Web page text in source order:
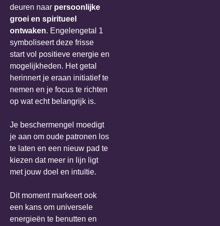
deuren naar persoonlijke
groei en spiritueel
ontwaken. Engelengetal 1
symboliseert deze frisse
start vol positieve energie en
mogelijkheden. Het getal
herinnert je eraan initiatief te
nemen en je focus te richten
op wat echt belangrijk is.
Je beschermengel moedigt
je aan om oude patronen los
te laten en een nieuw pad te
kiezen dat meer in lijn ligt
met jouw doel en intuïtie.
Dit moment markeert ook
een kans om universele
energieën te benutten en